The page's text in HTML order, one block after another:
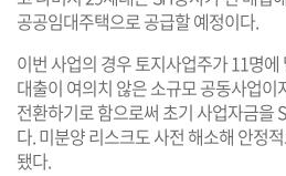
공공임대주택으로 공급할 예정이다.
이번 사업의 경우 토지사업주가 11명
대출이 여의치 않은 소규모 공동사업
전환하기로 함으로써 초기 사업자금을
다. 미분양 리스크도 사전 해소해 안정
됐다.